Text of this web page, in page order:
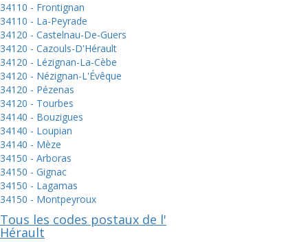
34110 - Frontignan
34110 - La-Peyrade
34120 - Castelnau-De-Guers
34120 - Cazouls-D'Hérault
34120 - Lézignan-La-Cèbe
34120 - Nézignan-L'Évêque
34120 - Pézenas
34120 - Tourbes
34140 - Bouzigues
34140 - Loupian
34140 - Mèze
34150 - Arboras
34150 - Gignac
34150 - Lagamas
34150 - Montpeyroux
Tous les codes postaux de l'
Hérault